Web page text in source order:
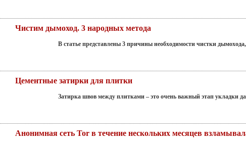
Чистим дымоход. 3 народных метода
В статье представлены 3 причины необходимости чистки
Цементные затирки для плитки
Затирка швов между плитками – это очень важный этап укладки
Анонимная сеть Tor в течение нескольких месяцев